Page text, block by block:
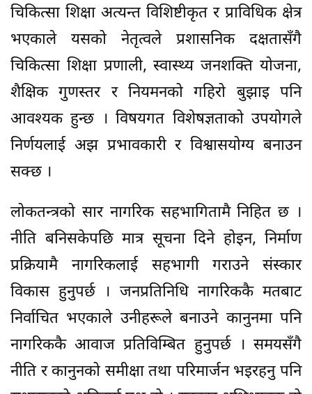
चिकित्सा शिक्षा अत्यन्त विशिष्टीकृत र प्राविधिक क्षेत्र
भएकाले यसको नेतृत्वले प्रशासनिक दक्षतासँगै
चिकित्सा शिक्षा प्रणाली, स्वास्थ्य जनशक्ति योजना,
शैक्षिक गुणस्तर र नियमनको गहिरो बुझाइ पनि
आवश्यक हुन्छ । विषयगत विशेषज्ञताको उपयोगले
निर्णयलाई अझ प्रभावकारी र विश्वासयोग्य बनाउन
सक्छ ।
लोकतन्त्रको सार नागरिक सहभागितामै निहित छ ।
नीति बनिसकेपछि मात्र सूचना दिने होइन, निर्माण
प्रक्रियामै नागरिकलाई सहभागी गराउने संस्कार
विकास हुनुपर्छ । जनप्रतिनिधि नागरिककै मतबाट
निर्वाचित भएकाले उनीहरूले बनाउने कानुनमा पनि
नागरिककै आवाज प्रतिविम्बित हुनुपर्छ । समयसँगै
नीति र कानुनको समीक्षा तथा परिमार्जन भइरहनु पनि